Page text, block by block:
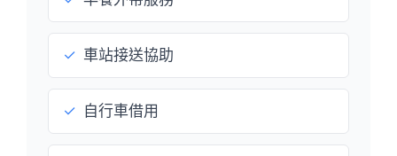
✓ 車站接送協助
✓ 自行車借用